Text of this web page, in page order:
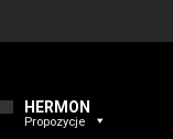
HERMON
Propozycje